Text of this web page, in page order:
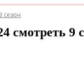
сезон
смотреть 9